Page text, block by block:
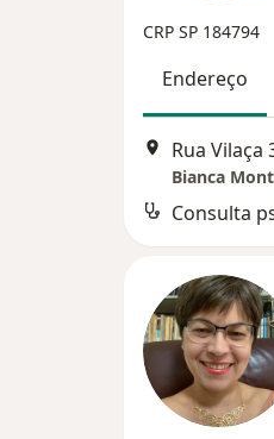
CRP SP 184794
Endereço
Rua Vilaça
Bianca
Consulta